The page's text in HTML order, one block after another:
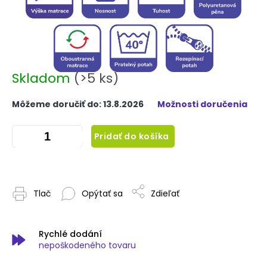
Skladom(>5 ks)
Môžeme doručiť do:13.8.2026 Možnosti doručenia
Pridať do košíka
Tlač Opýtať sa Zdieľať
Rychlé dodání
nepoškodeného tovaru